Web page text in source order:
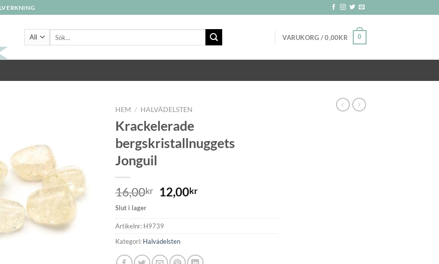
VARUKORG /0,00KR 0
HEM / HALVÄDELSTEN
Krackelerade
bergskristallnuggets
Jonguil
16,00kr 12,00kr
Slut i lager
Artikelnr: H9739
Kategori: Halvädelsten